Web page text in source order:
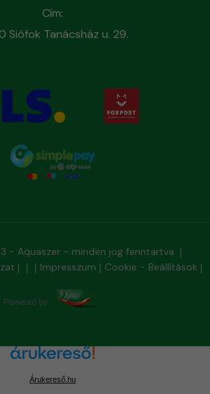
Cím:
Siófok Tanácsház u. 29.
- Aquaszer - minden jog fenntartva
Impresszum Cookie - Beállítások
Árukereső.hu